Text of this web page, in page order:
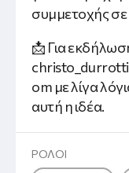
συμμετοχής σε
📩 Για
christo_durrotti
om με λίγα
αυτή η ιδέα.
ΡΟΛΟΙ